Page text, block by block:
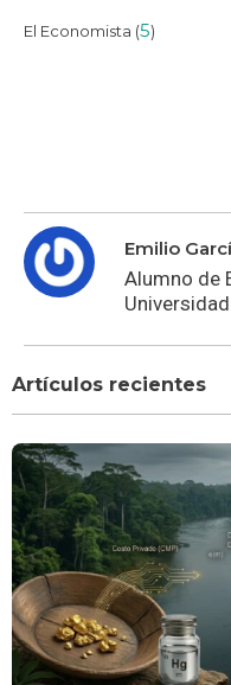
El Economista (5)
Emilio
Alumno de
Artículos recientes